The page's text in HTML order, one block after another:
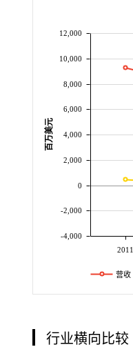
2011
-4,000
-2,000
0
2,000
4,000
6,000
8,000
10,000
12,000
百万美元
营收
行业横向比较